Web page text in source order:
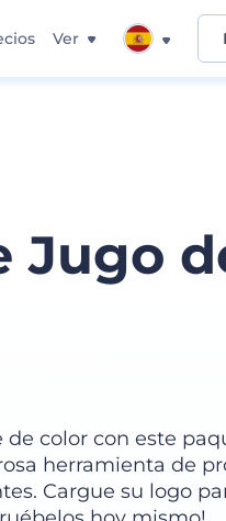
Ver
Jugo
color con este
herramienta de
Cargue su logo